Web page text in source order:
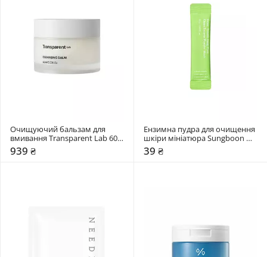
Очищуючий бальзам для
вмивання Transparent Lab 60
мл
939 ₴
Ензимна пудра для очищення
шкіри мініатюра Sungboon
Editor 1,5 мл
39 ₴